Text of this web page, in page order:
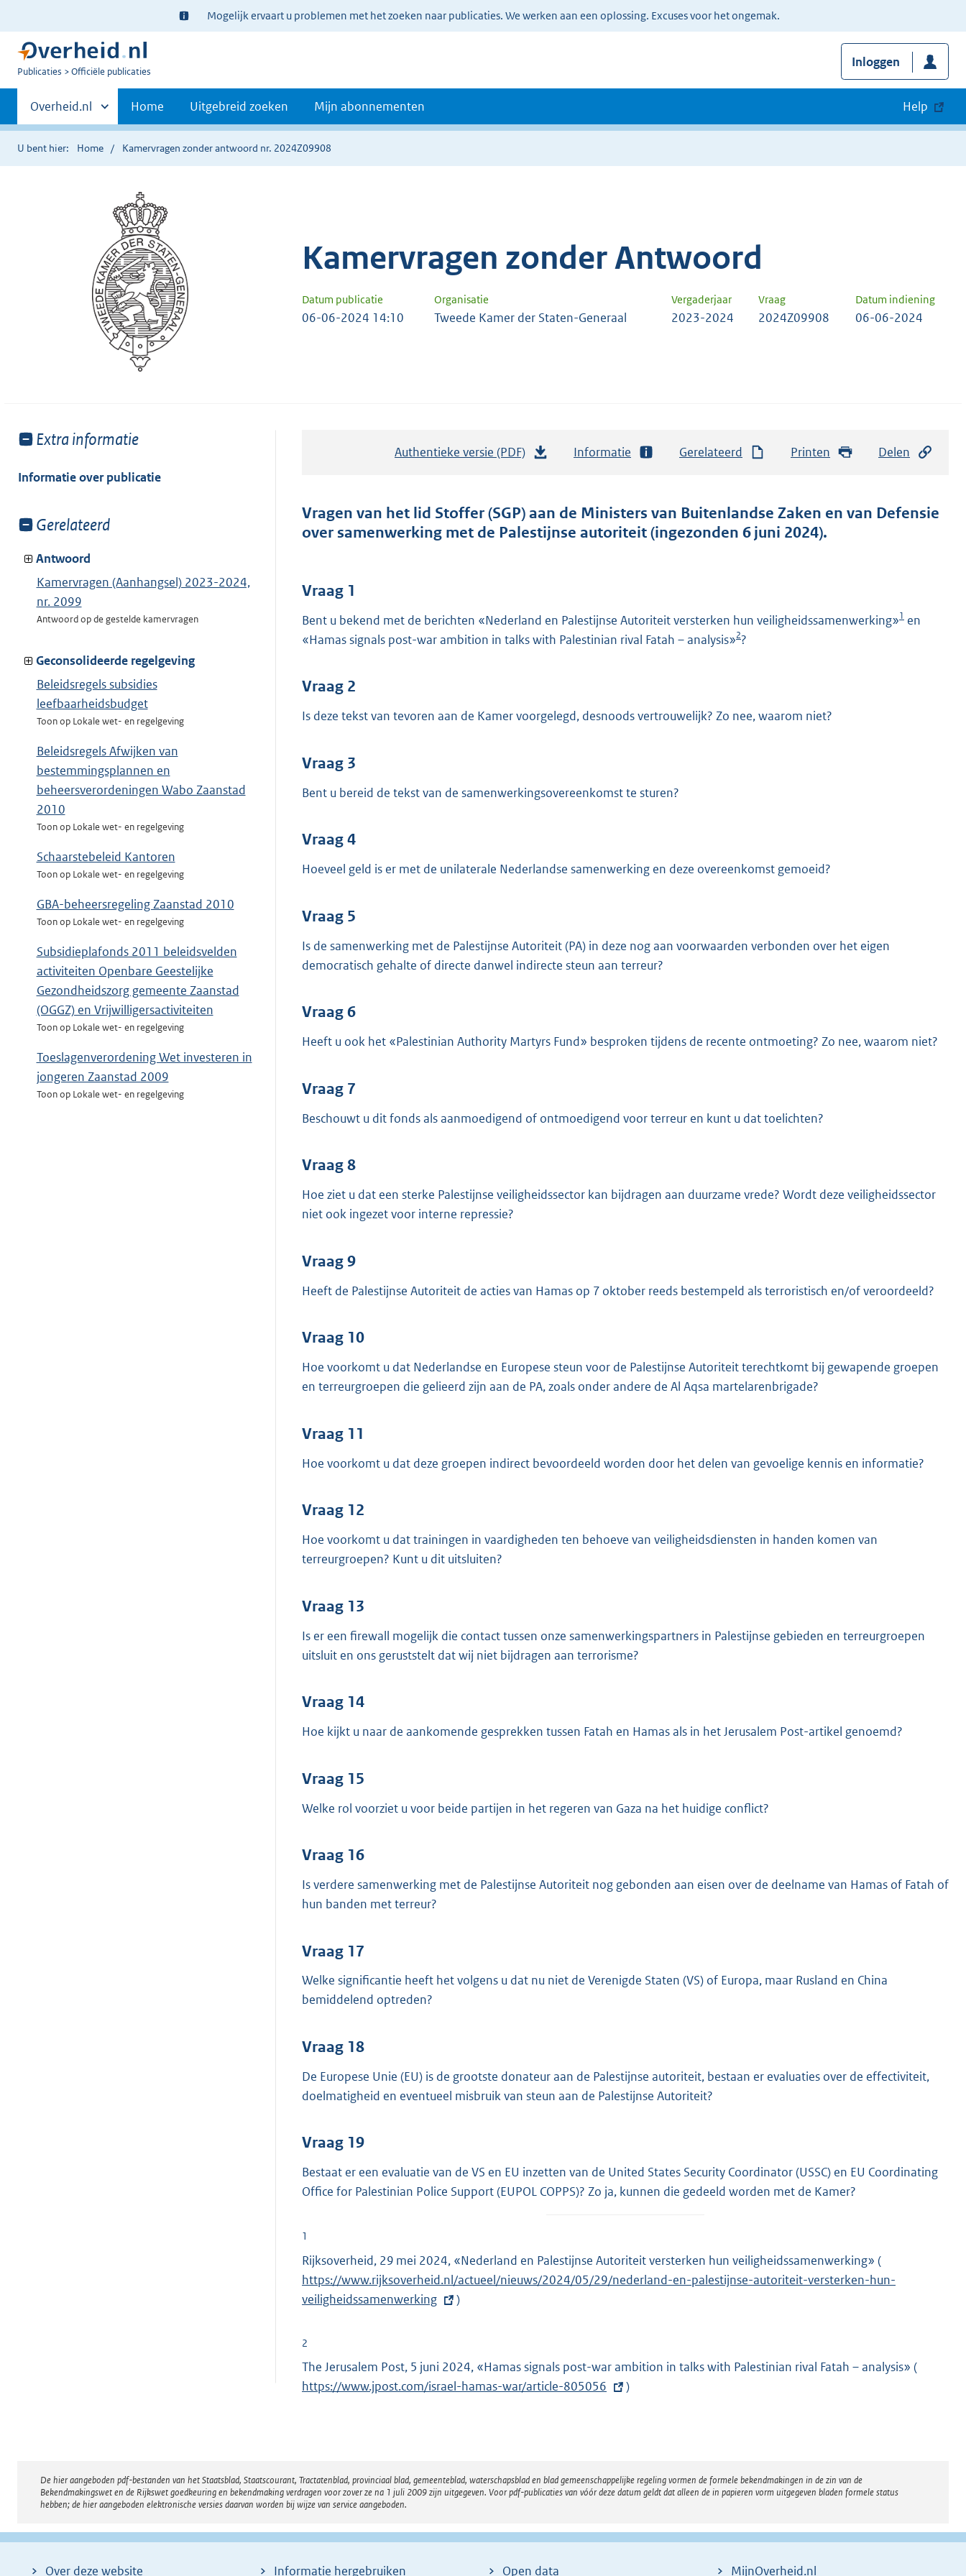
Ter
informatie:
Mogelijk ervaart u problemen met het zoeken naar publicaties. We werken aan een oplossing. Excuses voor het ongemak.
U
Publicaties Officiële publicaties
Inloggen
Primaire
navigatie
Andere
sites
binnen
Overheid.nl Home Uitgebreid zoeken Mijn abonnementen Help
U bent hier: Home Kamervragen zonder antwoord nr. 2024Z09908
Kamervragen zonder Antwoord
Datum publicatie Organisatie Vergaderjaar Vraag Datum indiening
06-06-2024 14:10 Tweede Kamer der Staten-Generaal 2023-2024 2024Z09908 06-06-2024
Toon
van:
Extra informatie
Informatie over publicatie
Toon
van:
Gerelateerd
Antwoord
Kamervragen (Aanhangsel) 2023-2024,
nr. 2099
Antwoord op de gestelde kamervragen
Geconsolideerde regelgeving
Beleidsregels subsidies
leefbaarheidsbudget
Toon op Lokale wet- en regelgeving
Beleidsregels Afwijken van
bestemmingsplannen en
beheersverordeningen Wabo Zaanstad
2010
Toon op Lokale wet- en regelgeving
Schaarstebeleid Kantoren
Toon op Lokale wet- en regelgeving
GBA-beheersregeling Zaanstad 2010
Toon op Lokale wet- en regelgeving
Subsidieplafonds 2011 beleidsvelden
activiteiten Openbare Geestelijke
Gezondheidszorg gemeente Zaanstad
(OGGZ) en Vrijwilligersactiviteiten
Toon op Lokale wet- en regelgeving
Toeslagenverordening Wet investeren in
jongeren Zaanstad 2009
Toon op Lokale wet- en regelgeving
Authentieke versie (PDF)
a
r
o
e
K
Informatie Gerelateerd Printen Delen
Vragen van het lid Stoffer (SGP) aan de Ministers van Buitenlandse Zaken en van Defensie
over samenwerking met de Palestijnse autoriteit (ingezonden 6 juni 2024).
Vraag 1
Bent u bekend met de berichten «Nederland en Palestijnse Autoriteit versterken hun veiligheidssamenwerking»1 en
«Hamas signals post-war ambition in talks with Palestinian rival Fatah – analysis»2?
Vraag 2
Is deze tekst van tevoren aan de Kamer voorgelegd, desnoods vertrouwelijk? Zo nee, waarom niet?
Vraag 3
Bent u bereid de tekst van de samenwerkingsovereenkomst te sturen?
Vraag 4
Hoeveel geld is er met de unilaterale Nederlandse samenwerking en deze overeenkomst gemoeid?
Vraag 5
Is de samenwerking met de Palestijnse Autoriteit (PA) in deze nog aan voorwaarden verbonden over het eigen
democratisch gehalte of directe danwel indirecte steun aan terreur?
Vraag 6
Heeft u ook het «Palestinian Authority Martyrs Fund» besproken tijdens de recente ontmoeting? Zo nee, waarom niet?
Vraag 7
Beschouwt u dit fonds als aanmoedigend of ontmoedigend voor terreur en kunt u dat toelichten?
Vraag 8
Hoe ziet u dat een sterke Palestijnse veiligheidssector kan bijdragen aan duurzame vrede? Wordt deze veiligheidssector
niet ook ingezet voor interne repressie?
Vraag 9
Heeft de Palestijnse Autoriteit de acties van Hamas op 7 oktober reeds bestempeld als terroristisch en/of veroordeeld?
Vraag 10
Hoe voorkomt u dat Nederlandse en Europese steun voor de Palestijnse Autoriteit terechtkomt bij gewapende groepen
en terreurgroepen die gelieerd zijn aan de PA, zoals onder andere de Al Aqsa martelarenbrigade?
Vraag 11
Hoe voorkomt u dat deze groepen indirect bevoordeeld worden door het delen van gevoelige kennis en informatie?
Vraag 12
Hoe voorkomt u dat trainingen in vaardigheden ten behoeve van veiligheidsdiensten in handen komen van
terreurgroepen? Kunt u dit uitsluiten?
Vraag 13
Is er een firewall mogelijk die contact tussen onze samenwerkingspartners in Palestijnse gebieden en terreurgroepen
uitsluit en ons geruststelt dat wij niet bijdragen aan terrorisme?
Vraag 14
Hoe kijkt u naar de aankomende gesprekken tussen Fatah en Hamas als in het Jerusalem Post-artikel genoemd?
Vraag 15
Welke rol voorziet u voor beide partijen in het regeren van Gaza na het huidige conflict?
Vraag 16
Is verdere samenwerking met de Palestijnse Autoriteit nog gebonden aan eisen over de deelname van Hamas of Fatah of
hun banden met terreur?
Vraag 17
Welke significantie heeft het volgens u dat nu niet de Verenigde Staten (VS) of Europa, maar Rusland en China
bemiddelend optreden?
Vraag 18
De Europese Unie (EU) is de grootste donateur aan de Palestijnse autoriteit, bestaan er evaluaties over de effectiviteit,
doelmatigheid en eventueel misbruik van steun aan de Palestijnse Autoriteit?
Vraag 19
Bestaat er een evaluatie van de VS en EU inzetten van de United States Security Coordinator (USSC) en EU Coordinating
Office for Palestinian Police Support (EUPOL COPPS)? Zo ja, kunnen die gedeeld worden met de Kamer?
1
Rijksoverheid, 29 mei 2024, «Nederland en Palestijnse Autoriteit versterken hun veiligheidssamenwerking» (
x
e
https://www.rijksoverheid.nl/actueel/nieuws/2024/05/29/nederland-en-palestijnse-autoriteit-versterken-hun-
veiligheidssamenwerking
)
2
The Jerusalem Post, 5 juni 2024, «Hamas signals post-war ambition in talks with Palestinian rival Fatah – analysis» (
n
https://www.jpost.com/israel-hamas-war/article-805056 )
Disclaimer
De hier aangeboden pdf-bestanden van het Staatsblad, Staatscourant, Tractatenblad, provinciaal blad, gemeenteblad, waterschapsblad en blad gemeenschappelijke regeling vormen de formele bekendmakingen in de zin van de
Bekendmakingswet en de Rijkswet goedkeuring en bekendmaking verdragen voor zover ze na 1 juli 2009 zijn uitgegeven. Voor pdf-publicaties van vóór deze datum geldt dat alleen de in papieren vorm uitgegeven bladen formele status
hebben; de hier aangeboden elektronische versies daarvan worden bij wijze van service aangeboden.
Over deze website Informatie hergebruiken Open data MijnOverheid.nl